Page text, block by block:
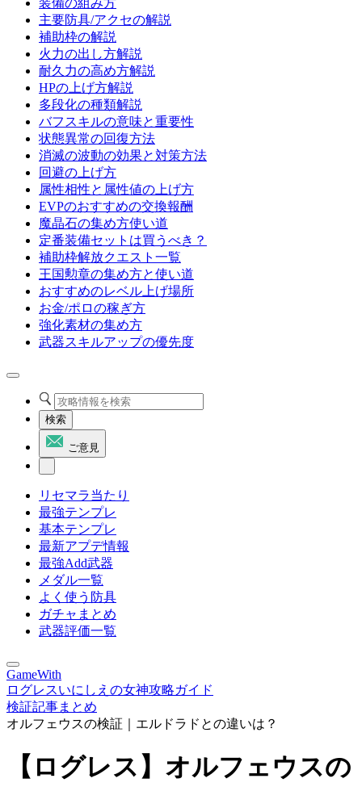
装備の組み方
主要防具/アクセの解説
補助枠の解説
火力の出し方解説
耐久力の高め方解説
HPの上げ方解説
多段化の種類解説
バフスキルの意味と重要性
状態異常の回復方法
消滅の波動の効果と対策方法
回避の上げ方
属性相性と属性値の上げ方
EVPのおすすめの交換報酬
魔晶石の集め方使い道
定番装備セットは買うべき？
補助枠解放クエスト一覧
王国勲章の集め方と使い道
おすすめのレベル上げ場所
お金/ポロの稼ぎ方
強化素材の集め方
武器スキルアップの優先度
検索
ご意見
リセマラ当たり
最強テンプレ
基本テンプレ
最新アプデ情報
最強Add武器
メダル一覧
よく使う防具
ガチャまとめ
武器評価一覧
GameWith
ログレスいにしえの女神攻略ガイド
検証記事まとめ
オルフェウスの検証｜エルドラドとの違いは？
【ログレス】オルフェウスの